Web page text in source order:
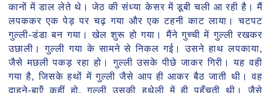
कानों में डाल लेते थे। जेठ की संध्या केसर में डूबी चली आ रही है। मैं
लपककर एक पेड़ पर चढ़ गया और एक टहनी काट लाया। चटपट
गुल्ली-डंडा बन गया। खेल शुरू हो गया। मैंने गुच्ची में गुल्ली रखकर
उछाली। गुल्ली गया के सामने से निकल गई। उसने हाथ लपकाया,
जैसे मछली पकड़ रहा हो। गुल्ली उसके पीछे जाकर गिरी। यह वही
गया है, जिसके हथों में गुल्ली जैसे आप ही आकर बैठ जाती थी। वह
दाहने-बाऍं कहीं हो, गुल्ली उसकी हथेली में ही पहूँचती थी। जैसे